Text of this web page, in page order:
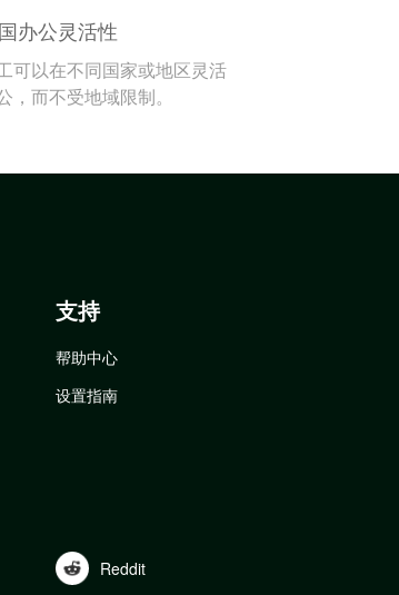
办公灵活性
可以在不同国家或地区灵活
，而不受地域限制。
支持
帮助中心
设置指南
Reddit